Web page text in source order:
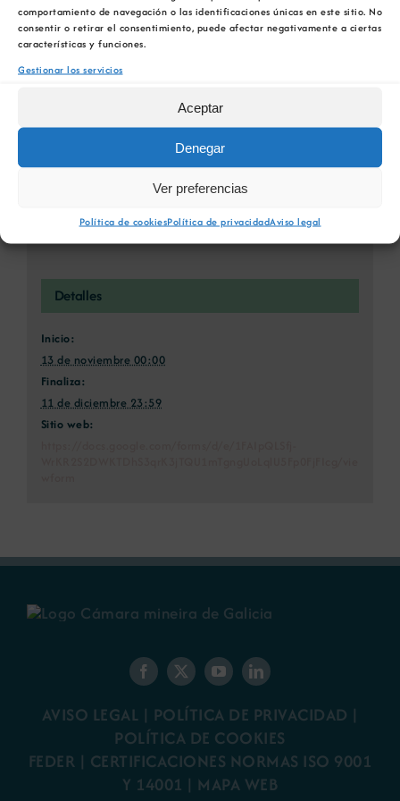
comportamiento de navegación o las identificaciones únicas en este sitio. No
consentir o retirar el consentimiento, puede afectar negativamente a ciertas
características y funciones.
Gestionar los servicios
Aceptar
Denegar
Ver preferencias
Política de cookiesPolítica de privacidadAviso legal
Xing Correo
electrónico
Construcción y Demolición
(RCD)
Construcción y Demolición
(RCD)
Detalles
Inicio:
13 de noviembre 00:00
Finaliza:
11 de diciembre 23:59
Sitio web:
AVISO LEGAL | POLÍTICA DE PRIVACIDAD |
POLÍTICA DE COOKIES
FEDER | CERTIFICACIONES NORMAS ISO 9001
Y 14001 | MAPA WEB